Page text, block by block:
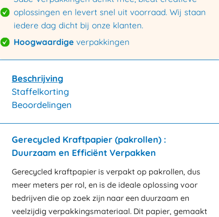
oplossingen en levert snel uit voorraad. Wij staan
iedere dag dicht bij onze klanten.
Hoogwaardige verpakkingen
Beschrijving
Staffelkorting
Beoordelingen
Gerecycled Kraftpapier (pakrollen) :
Duurzaam en Efficiënt Verpakken
Gerecycled kraftpapier is verpakt op pakrollen, dus
meer meters per rol, en is de ideale oplossing voor
bedrijven die op zoek zijn naar een duurzaam en
veelzijdig verpakkingsmateriaal. Dit papier, gemaakt